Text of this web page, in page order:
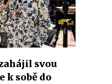
svou
k sobě do